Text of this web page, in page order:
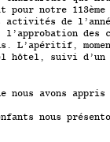
pour notre 113ème
de
des
L’apéritif,
hôtel, suivi d’un
nous avons
nous